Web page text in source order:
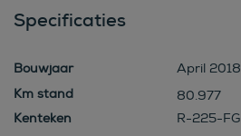
Specificaties
Bouwjaar
April 2018
80.977
Kenteken
R-225-FG